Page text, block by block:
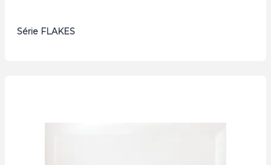
Série FLAKES